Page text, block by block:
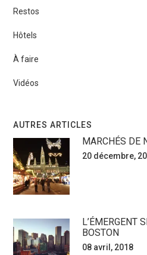
Restos
Hôtels
À faire
Vidéos
AUTRES ARTICLES
MARCHÉS DE
20 décembre,
L’ÉMERGENT
BOSTON
08 avril, 2018